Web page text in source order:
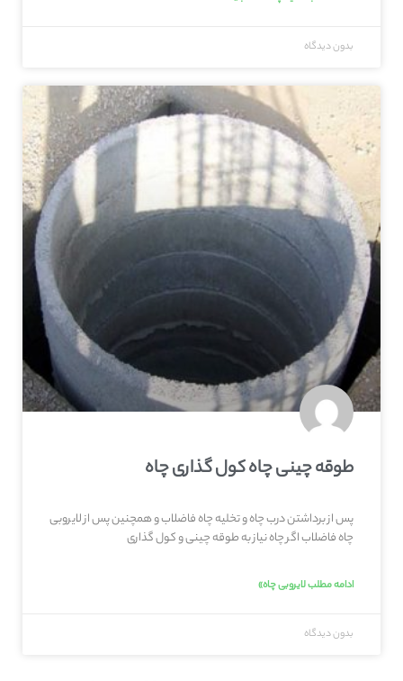
بدون دیدگاه
طوقه چینی چاه کول گذاری چاه
پس از برداشتن درب چاه و تخلیه چاه فاضلاب و همچنین پس از لایروبی
چاه فاضلاب اگر چاه نیاز به طوقه چینی و کول گذاری
ادامه مطلب لایروبی چاه»
بدون دیدگاه